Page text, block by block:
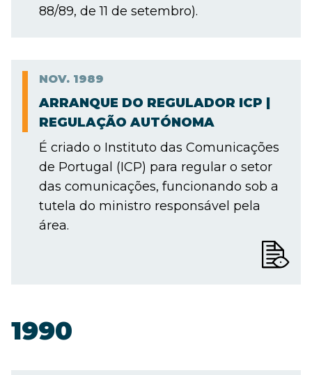
88/89, de 11 de setembro).
NOV. 1989
ARRANQUE DO REGULADOR ICP |
REGULAÇÃO AUTÓNOMA
É criado o Instituto das Comunicações
de Portugal (ICP) para regular o setor
das comunicações, funcionando sob a
tutela do ministro responsável pela
área.
1990